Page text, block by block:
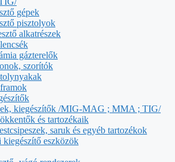
gépek
pisztolyok
alkatrészek
gázterelők
szorítók
kiegészítők /MIG-MAG ; MMA ; TIG/
és tartozékaik
saruk és egyéb tartozékok
kiegészítő eszközök